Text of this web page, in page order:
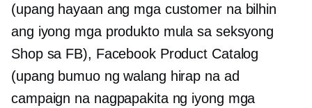
(upang hayaan ang mga customer na bilhin
ang iyong mga produkto mula sa seksyong
Shop sa FB), Facebook Product Catalog
(upang bumuo ng walang hirap na ad
campaign na nagpapakita ng iyong mga